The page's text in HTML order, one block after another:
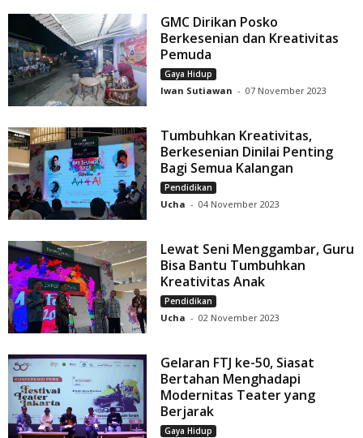
GMC Dirikan Posko
Berkesenian dan Kreativitas
Pemuda
Gaya Hidup
Iwan Sutiawan - 07 November 2023
Tumbuhkan Kreativitas,
Berkesenian Dinilai Penting
Bagi Semua Kalangan
Pendidikan
Ucha - 04 November 2023
Lewat Seni Menggambar, Guru
Bisa Bantu Tumbuhkan
Kreativitas Anak
Pendidikan
Ucha - 02 November 2023
Gelaran FTJ ke-50, Siasat
Bertahan Menghadapi
Modernitas Teater yang
Berjarak
Gaya Hidup